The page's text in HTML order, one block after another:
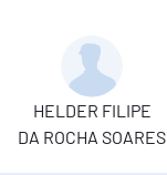
HELDER FILIPE
DA ROCHA SOARES